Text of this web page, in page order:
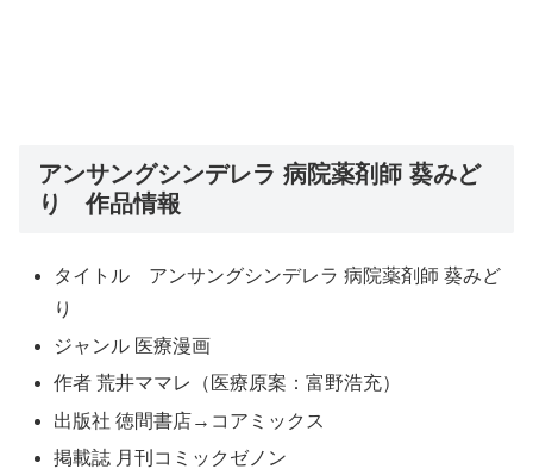
アンサングシンデレラ 病院薬剤師 葵みど
り 作品情報
タイトル アンサングシンデレラ 病院薬剤師 葵みど
り
ジャンル 医療漫画
作者 荒井ママレ（医療原案：富野浩充）
出版社 徳間書店→コアミックス
掲載誌 月刊コミックゼノン